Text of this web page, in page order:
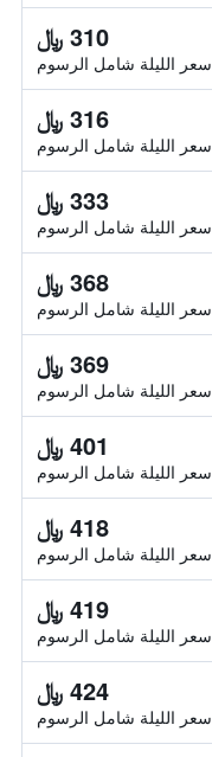
310 ﷼
سعر الليلة شامل الرسوم
316 ﷼
سعر الليلة شامل الرسوم
333 ﷼
سعر الليلة شامل الرسوم
368 ﷼
سعر الليلة شامل الرسوم
369 ﷼
سعر الليلة شامل الرسوم
401 ﷼
سعر الليلة شامل الرسوم
418 ﷼
سعر الليلة شامل الرسوم
419 ﷼
سعر الليلة شامل الرسوم
424 ﷼
سعر الليلة شامل الرسوم